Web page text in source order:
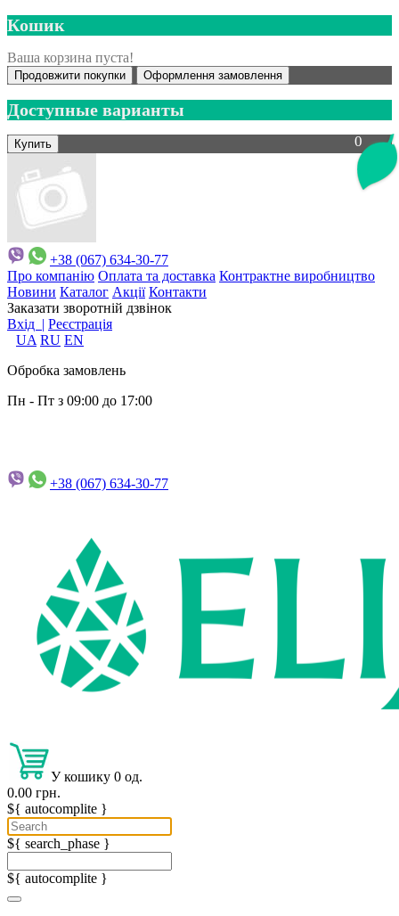
Кошик
Ваша корзина пуста!
Продовжити покупки Оформлення замовлення
0
Доступные варианты
+38 (067) 634-30-77
Про компанію Оплата та доставка Контрактне виробництво
Новини Каталог Акції Контакти
Заказати зворотній дзвінок
Вхід | Реєстрація
UA RU EN
Обробка замовлень
Пн - Пт з 09:00 до 17:00
+38 (067) 634-30-77
У кошику 0 од.
0.00 грн.
${ autocomplite }
${ search_phase }
${ autocomplite }